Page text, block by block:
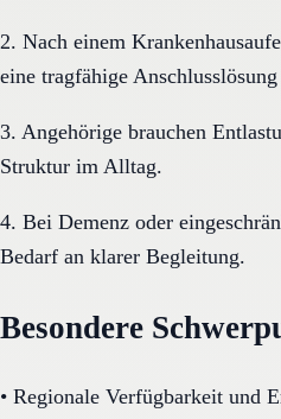
2. Nach einem
eine tragfähige
3. Angehörige brauchen
Struktur im Alltag.
4. Bei Demenz oder
Bedarf an klarer Begleitung.
Besondere
• Regionale Verfügbarkeit und